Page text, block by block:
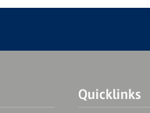
Quicklinks